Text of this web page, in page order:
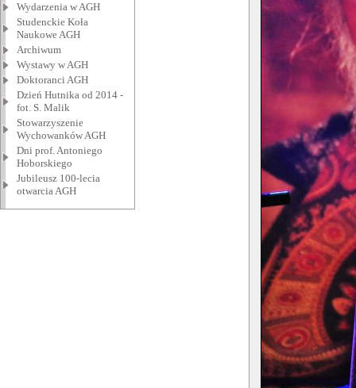
Wydarzenia w AGH
Studenckie Koła
Naukowe AGH
Archiwum
Wystawy w AGH
Doktoranci AGH
Dzień Hutnika od 2014 -
fot. S. Malik
Stowarzyszenie
Wychowanków AGH
Dni prof. Antoniego
Hoborskiego
Jubileusz 100-lecia
otwarcia AGH